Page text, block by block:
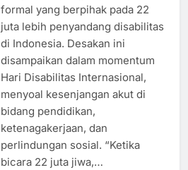
formal yang berpihak pada 22
juta lebih penyandang disabilitas
di Indonesia. Desakan ini
disampaikan dalam momentum
Hari Disabilitas Internasional,
menyoal kesenjangan akut di
bidang pendidikan,
ketenagakerjaan, dan
perlindungan sosial. “Ketika
bicara 22 juta jiwa,…